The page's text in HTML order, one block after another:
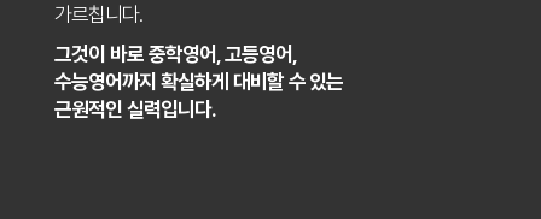
가르칩니다.
그것이 바로 중학영어, 고등영어,
수능영어까지 확실하게 대비할 수 있는
근원적인 실력입니다.